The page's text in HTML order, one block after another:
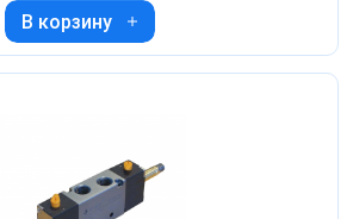
В корзину